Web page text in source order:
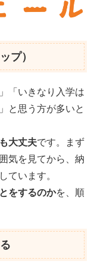
プ）
「いきなり入学は
と思う方が多いと
大丈夫です。まず
気を見てから、納
ています。
をするのかを、順